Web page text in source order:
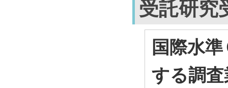
受託研究
国際水
する調査